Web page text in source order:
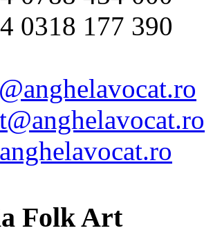
0318 177 390
Folk Art